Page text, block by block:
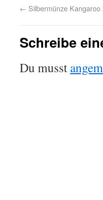
← Silbermünze Kangaroo
Schreibe
Du musst